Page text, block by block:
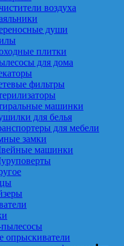
воздуха
души
плитки
для дома
фильтры
машинки
для белья
для мебели
замки
машинки
опрыскиватели